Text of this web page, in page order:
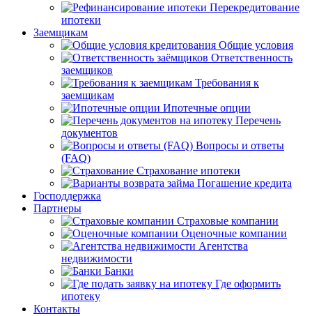
Перекредитование
ипотеки
Заемщикам
Общие условия
Ответственность
заемщиков
Требования к
заемщикам
Ипотечные опции
Перечень
документов
Вопросы и ответы
(FAQ)
Страхование ипотеки
Погашение кредита
Господдержка
Партнеры
Страховые компании
Оценочные компании
Агентства
недвижимости
Банки
Где оформить
ипотеку
Контакты